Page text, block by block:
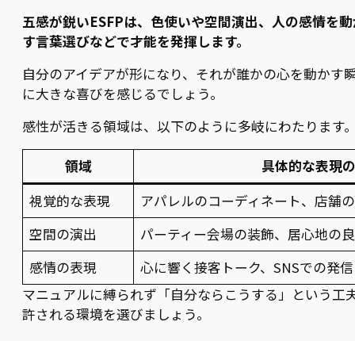
五感が鋭いESFPは、色使いや空間演出、人の感情を
す言葉選びなどで才能を発揮します。
自分のアイデアが形になり、それが誰かの心を動かす
に大きな喜びを感じるでしょう。
感性が活きる領域は、以下のように多岐にわたります
領域
具体的な表現
視覚的な表現
アパレルのコーディネート、店舗
空間の演出
パーティー会場の装飾、居心地の
感情の表現
心に響く接客トーク、SNSでの発信
マニュアルに縛られず「自分ならこうする」という工
許される環境を選びましょう。